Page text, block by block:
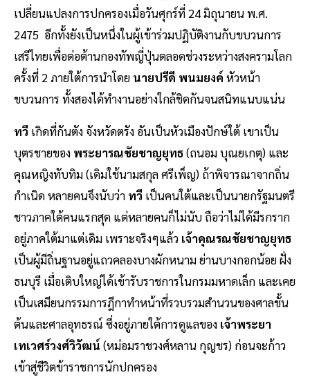
เปลี่ยนแปลงการปกครองเมื่อวันศุกร์ที่ 24 มิถุนายน พ.ศ.
2475 อีกทั้งยังเป็นหนึ่งในผู้เข้าร่วมปฏิบัติงานกับขบวนการ
เสรีไทยเพื่อต่อต้านกองทัพญี่ปุ่นตลอดช่วงระหว่างสงครามโลก
ครั้งที่ 2 ภายใต้การนำโดย นายปรีดี พนมยงค์ หัวหน้า
ขบวนการ ทั้งสองได้ทำงานอย่างใกล้ชิดกันจนสนิทแนบแน่น
ทวี เกิดที่กันตัง จังหวัดตรัง อันเป็นหัวเมืองปักษ์ใต้ เขาเป็น
บุตรชายของ พระยารณชัยชาญยุทธ(ถนอม บุณยเกตุ) และ
คุณหญิงทับทิม (เดิมใช้นามสกุล ศรีเพ็ญ) ถ้าพิจารณาจากถิ่น
กำเนิด หลายคนจึงนับว่า ทวี เป็นคนใต้และเป็นนายกรัฐมนตรี
ชาวภาคใต้คนแรกสุด แต่หลายคนก็ไม่นับ ถือว่าไม่ได้มีรกราก
อยู่ภาคใต้มาแต่เดิม เพราะจริงๆแล้ว เจ้าคุณรณชัยชาญยุทธ
เป็นผู้มีถิ่นฐานอยู่แถวคลองบางผักหนาม ย่านบางกอกน้อย ฝั่ง
ธนบุรี เมื่อเติบใหญ่ได้เข้ารับราชการในกรมมหาดเล็ก และเคย
เป็นเสมียนกรรมการฎีกาทำหน้าที่รวบรวมสำนวนของศาลชั้น
ต้นและศาลอุทธรณ์ ซึ่งอยู่ภายใต้การดูแลของ เจ้าพระยา
เทเวศร์วงศ์วิวัฒน์ (หม่อมราชวงศ์หลาน กุญชร) ก่อนจะก้าว
เข้าสู่ชีวิตข้าราชการนักปกครอง